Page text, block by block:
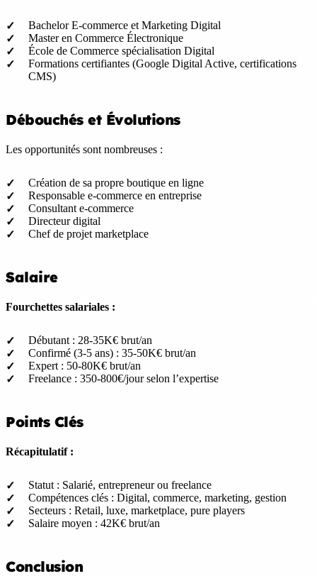
Bachelor E-commerce et Marketing Digital
Master en Commerce Électronique
École de Commerce spécialisation Digital
Formations certifiantes (Google Digital Active, certifications
CMS)
Débouchés et Évolutions
Les opportunités sont nombreuses :
Création de sa propre boutique en ligne
Responsable e-commerce en entreprise
Consultant e-commerce
Directeur digital
Chef de projet marketplace
Salaire
Fourchettes salariales :
Débutant : 28-35K€ brut/an
Confirmé (3-5 ans) : 35-50K€ brut/an
Expert : 50-80K€ brut/an
Freelance : 350-800€/jour selon l’expertise
Points Clés
Récapitulatif :
Statut : Salarié, entrepreneur ou freelance
Compétences clés : Digital, commerce, marketing, gestion
Secteurs : Retail, luxe, marketplace, pure players
Salaire moyen : 42K€ brut/an
Conclusion